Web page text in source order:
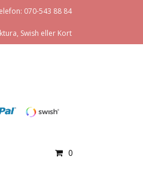
070-543 88 84
Swish eller Kort
0